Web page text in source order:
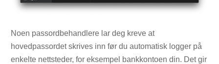
Noen passordbehandlere lar deg kreve at
hovedpassordet skrives inn før du automatisk logger på
enkelte nettsteder, for eksempel bankkontoen din. Det gir